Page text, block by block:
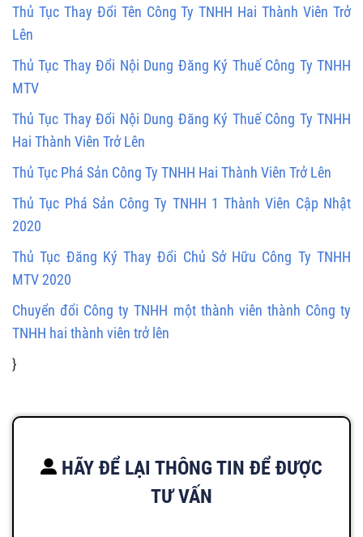
Thủ Tục Thay Đổi Tên Công Ty TNHH Hai Thành Viên Trở
Lên
Thủ Tục Thay Đổi Nội Dung Đăng Ký Thuế Công Ty TNHH
MTV
Thủ Tục Thay Đổi Nội Dung Đăng Ký Thuế Công Ty TNHH
Hai Thành Viên Trở Lên
Thủ Tục Phá Sản Công Ty TNHH Hai Thành Viên Trở Lên
Thủ Tục Phá Sản Công Ty TNHH 1 Thành Viên Cập Nhật
2020
Thủ Tục Đăng Ký Thay Đổi Chủ Sở Hữu Công Ty TNHH
MTV 2020
Chuyển đổi Công ty TNHH một thành viên thành Công ty
TNHH hai thành viên trở lên
}
HÃY ĐỂ LẠI THÔNG TIN ĐỂ ĐƯỢC
TƯ VẤN